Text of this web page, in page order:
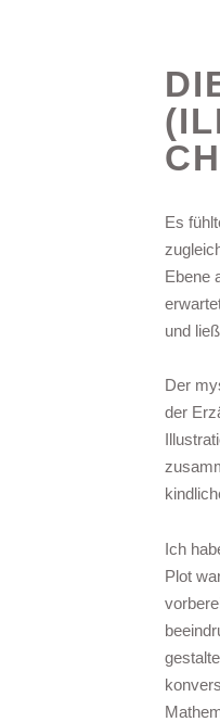
Es
Ebene
und
Der
der
Ich
Plot